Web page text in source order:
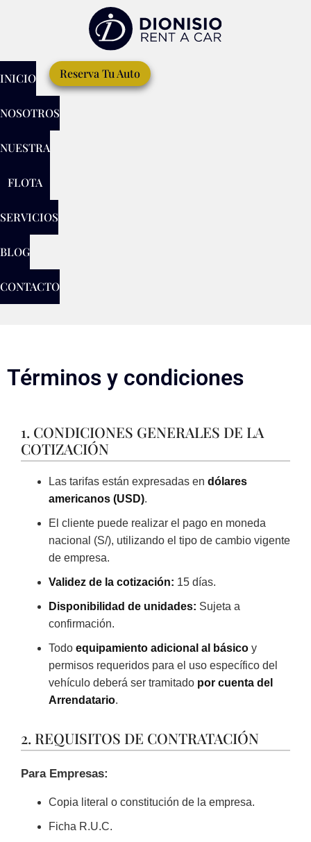
INICIO
NOSOTROS
NUESTRA
FLOTA
SERVICIOS
BLOG
CONTACTO
Reserva Tu Auto
Términos y condiciones
1. CONDICIONES GENERALES DE LA
COTIZACIÓN
Las tarifas están expresadas en dólares
americanos (USD).
El cliente puede realizar el pago en moneda
nacional (S/), utilizando el tipo de cambio vigente
de empresa.
Validez de la cotización: 15 días.
Disponibilidad de unidades: Sujeta a
confirmación.
Todo equipamiento adicional al básico y
permisos requeridos para el uso específico del
vehículo deberá ser tramitado por cuenta del
Arrendatario.
2. REQUISITOS DE CONTRATACIÓN
Para Empresas:
Copia literal o constitución de la empresa.
Ficha R.U.C.